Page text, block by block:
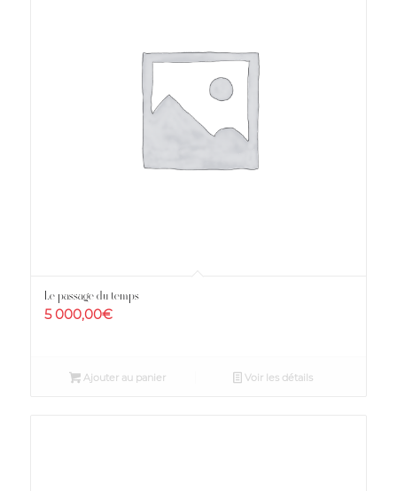
Le passage du temps
5 000,00€
Ajouter au panier Voir les détails